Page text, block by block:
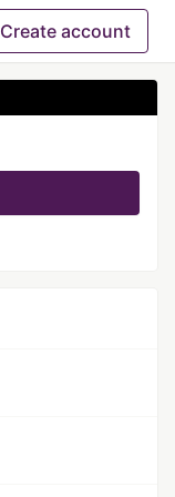
Create account